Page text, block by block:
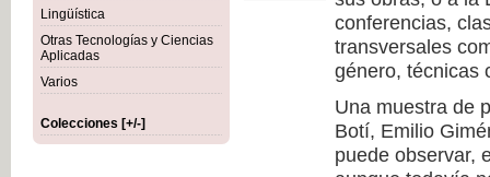
Lingüística
Otras Tecnologías y Ciencias
Aplicadas
Varios
Colecciones [+/-]
conferencias,
transversales
género, técnicas
Una muestra de
Botí, Emilio
puede observar,